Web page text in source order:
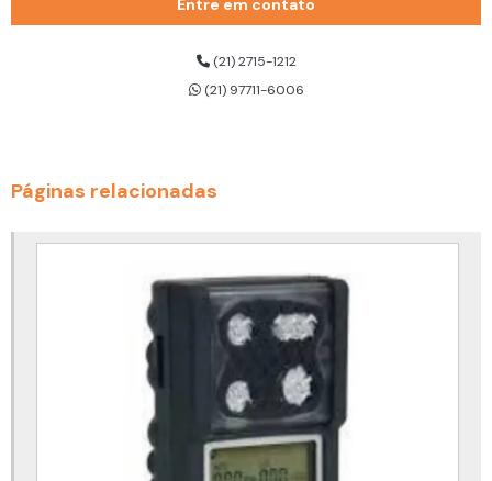
Cilindro de ar respirável dräger
Cinto de segurança 3 pontos
Cinto de segurança com talabarte para eletricista
Cinto de segurança com talabarte preço
Cinto de segurança tipo paraquedista
Cinto de segurança tipo paraquedista com talabarte
Cinto de segurança trabalho em altura
Entre em contato
(21) 2715-1212
(21) 97711-6006
Páginas relacionadas